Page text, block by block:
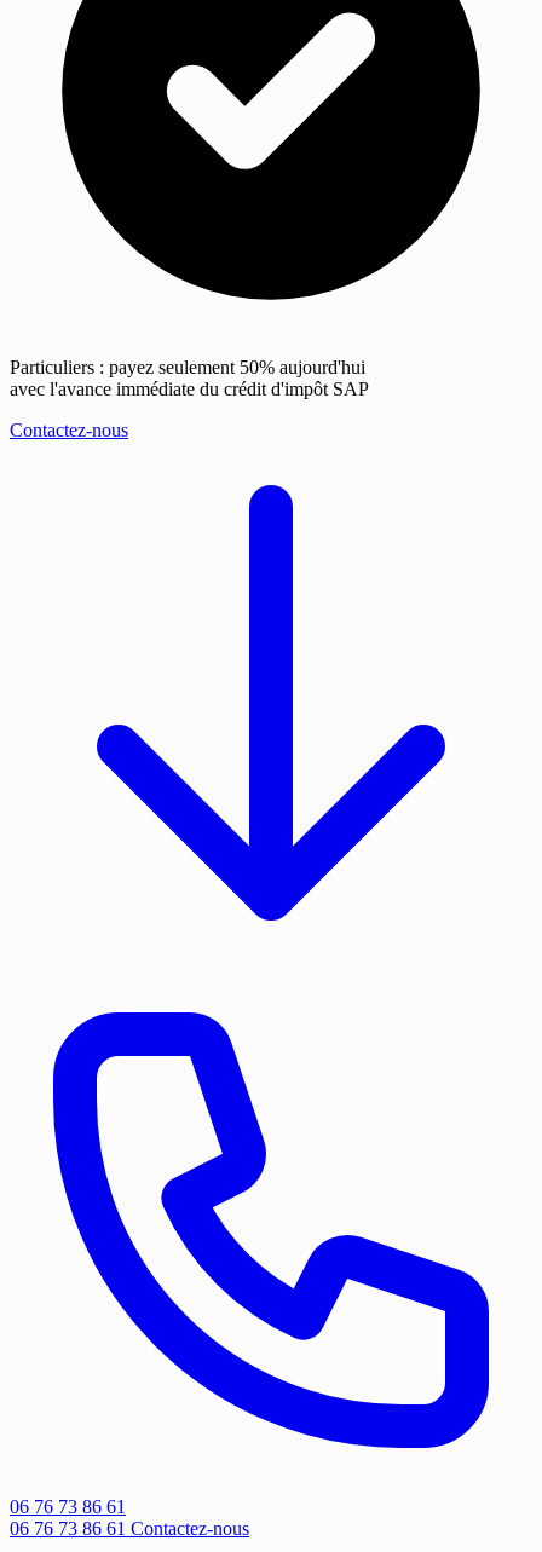
Particuliers : payez seulement 50% aujourd'hui
avec l'avance immédiate du crédit d'impôt SAP
Contactez-nous
06 76 73 86 61
06 76 73 86 61 Contactez-nous